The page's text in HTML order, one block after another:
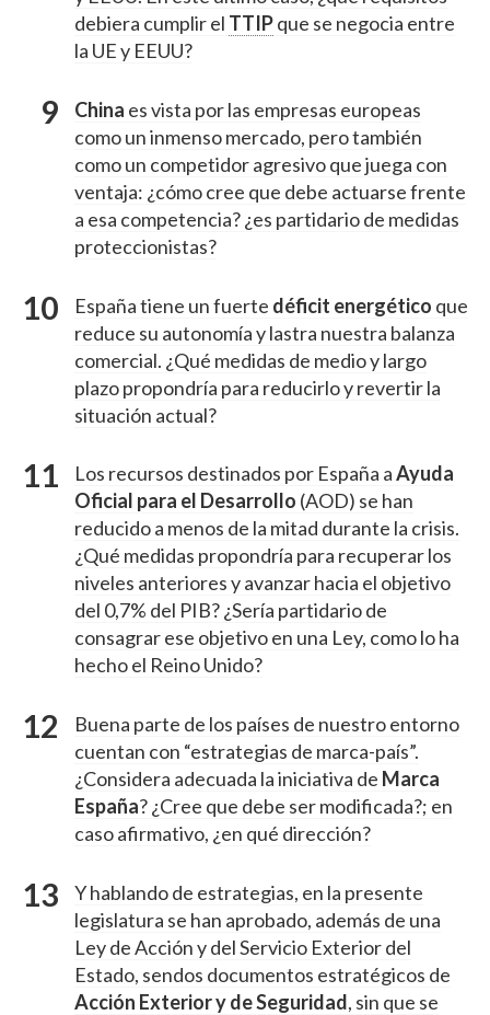
debiera cumplir el TTIPque se negocia entre
la UE y EEUU?
China es vista por las empresas europeas
como un inmenso mercado, pero también
como un competidor agresivo que juega con
ventaja: ¿cómo cree que debe actuarse frente
a esa competencia? ¿es partidario de medidas
proteccionistas?
España tiene un fuerte déficit energético que
reduce su autonomía y lastra nuestra balanza
comercial. ¿Qué medidas de medio y largo
plazo propondría para reducirlo y revertir la
situación actual?
Los recursos destinados por España aAyuda
Oficial para el Desarrollo (AOD) se han
reducido a menos de la mitad durante la crisis.
¿Qué medidas propondría para recuperar los
niveles anteriores y avanzar hacia el objetivo
del 0,7% del PIB? ¿Sería partidario de
consagrar ese objetivo en una Ley, como lo ha
hecho el Reino Unido?
Buena parte de los países de nuestro entorno
cuentan con “estrategias de marca-país”.
¿Considera adecuada la iniciativa de Marca
España? ¿Cree que debe ser modificada?; en
caso afirmativo, ¿en qué dirección?
Y hablando de estrategias, en la presente
legislatura se han aprobado, además de una
Ley de Acción y del Servicio Exterior del
Estado, sendos documentos estratégicos de
Acción Exterior y de Seguridad, sin que se